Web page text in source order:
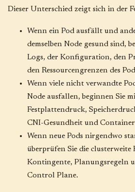
Dieser Unterschied zeigt sich in der
Wenn ein Pod ausfällt und
demselben Node gesund sind,
Logs, der Konfiguration, den
den Ressourcengrenzen des
Wenn viele nicht verwandte
Node ausfallen, beginnen Sie
Festplattendruck,
CNI-Gesundheit und
Wenn neue Pods nirgendwo
überprüfen Sie die clusterweite
Kontingente, Planungsregeln
Control Plane.